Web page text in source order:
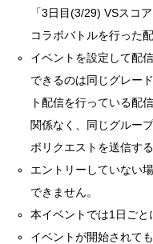
「3日目(3/29) VSスコ
コラボバトルを行った
イベントを設定して配
できるのは同じグレー
ト配信を行っている配
関係なく、同じグルー
ボリクエストを送信す
エントリーしていない
できません。
本イベントでは1日ごと
イベントが開始されて